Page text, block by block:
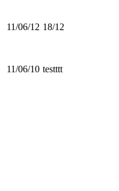
11/06/12 18/12
11/06/10 testttt